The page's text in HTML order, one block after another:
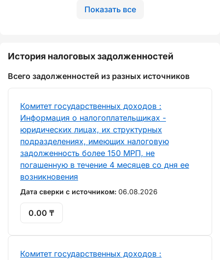
Показать все
История налоговых задолженностей
Всего задолженностей из разных источников
Комитет государственных доходов :
Информация о налогоплательщиках -
юридических лицах, их структурных
подразделениях, имеющих налоговую
задолженность более 150 МРП, не
погашенную в течение 4 месяцев со дня ее
возникновения
Дата сверки с источником: 06.08.2026
0.00 ₸
Комитет государственных доходов :